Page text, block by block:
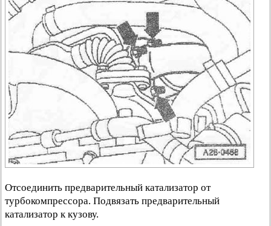
Отсоединить предварительный катализатор от
турбокомпрессора. Подвязать предварительный
катализатор к кузову.